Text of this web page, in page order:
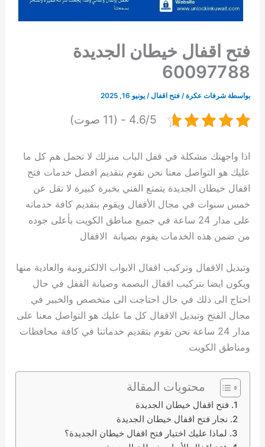
فتح اقفال خيطان الجديدة
60097788
بواسطة شرفات عكرة/فتح اقفال/يونيو 16, 2025
4.6/5 - (11 صوت)
اذا واجهتك مشكلة في قفل الباب منزلك لا تحمل هم كل ما
عليك هو التواصل معنا نحن نقوم بتقديم افضل خدمات فتح
اقفال خيطان الجديدة يتمتع الفني بخبرة كبيرة لا تقل عن
خمس سنوات في مجال الأقفال ويقوم بتقديم كافة خدماته
على مدار 24 ساعة في جميع مناطق الكويت بأعلى جوده
من ضمن هذه الخدمات يقوم بصيانة الاقفال
وتبديل الاقفال وتركيب اقفال الابواب الالكترونية والعادية منها
ويكون ايضا بتركيب اقفال البصمه وصيانة القفل في حال
احتاج الى ذلك في حال احتاجت الى متخصص والخبير في
مجال الفتح وتبديل الاقفال كل ما عليك هو التواصل معنا على
مدار 24 ساعة نحن نقوم بتقديم خدماتنا في كافة محافظات
ومناطق الكويت
محتويات المقالة
فتح اقفال خيطان الجديدة
نجار فتح اقفال خيطان الجديدة
لماذا عليك اختيار فتح اقفال خيطان الجديدة؟